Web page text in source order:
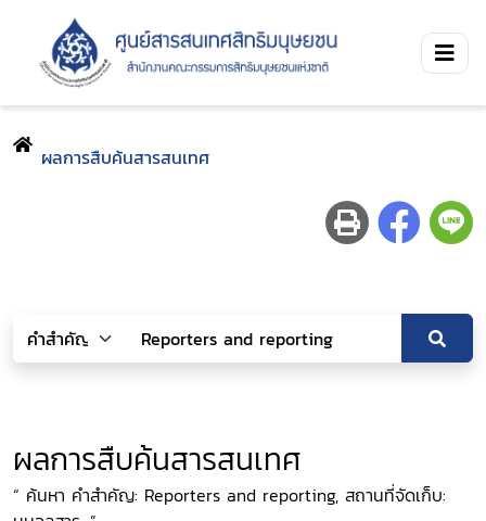
ผลการสืบค้นสารสนเทศ
ผลการสืบค้นสารสนเทศ
“ ค้นหา คำสำคัญ: Reporters and reporting, สถานที่จัดเก็บ: